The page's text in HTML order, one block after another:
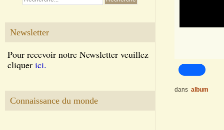
Newsletter
Pour recevoir notre Newsletter veuillez
cliquer ici.
Connaissance du monde
dans album